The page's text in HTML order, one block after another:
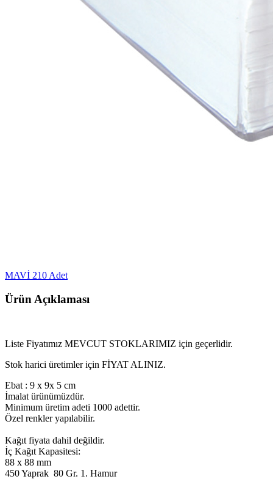
MAVİ 210 Adet
Ürün Açıklaması
Liste Fiyatımız MEVCUT STOKLARIMIZ için geçerlidir.
Stok harici üretimler için FİYAT ALINIZ.
Ebat : 9 x 9x 5 cm
İmalat ürünümüzdür.
Minimum üretim adeti 1000 adettir.
Özel renkler yapılabilir.
Kağıt fiyata dahil değildir.
İç Kağıt Kapasitesi:
88 x 88 mm
450 Yaprak 80 Gr. 1. Hamur